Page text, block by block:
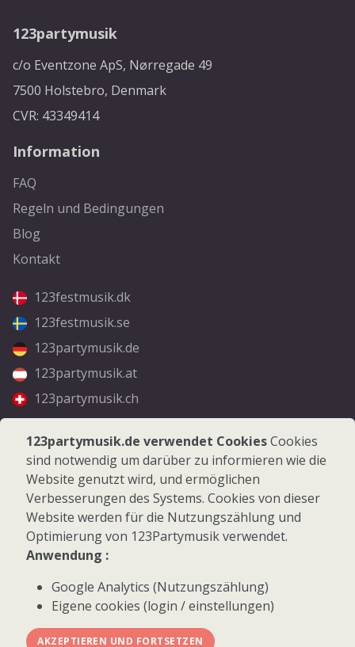
123partymusik
c/o Eventzone ApS, Nørregade 49
7500 Holstebro, Denmark
CVR: 43349414
Information
FAQ
Regeln und Bedingungen
Blog
Kontakt
123festmusik.dk
123festmusik.se
123partymusik.de
123partymusik.at
123partymusik.ch
Folgen Sie uns
Facebook
Instagram
© 2026 123Partymusik.de - Alle Rechte vorbehalten
123partymusik.de verwendet CookiesCookies
sind notwendig um darüber zu informieren wie die
Website genutzt wird, und ermöglichen
Verbesserungen des Systems. Cookies von dieser
Website werden für die Nutzungszählung und
Optimierung von 123Partymusik verwendet.
Anwendung :
Google Analytics (Nutzungszählung)
Eigene cookies (login / einstellungen)
AKZEPTIEREN UND FORTSETZEN